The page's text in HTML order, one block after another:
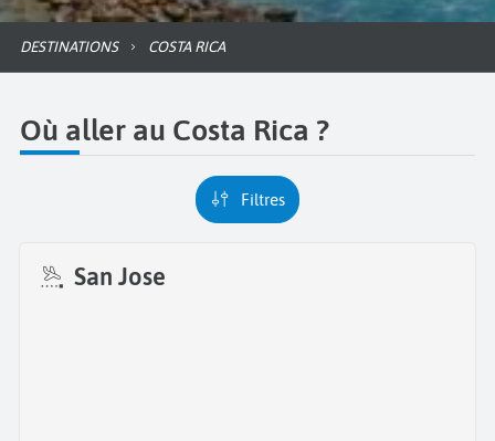
DESTINATIONS COSTA RICA
Où aller au Costa Rica ?
Filtres
San Jose